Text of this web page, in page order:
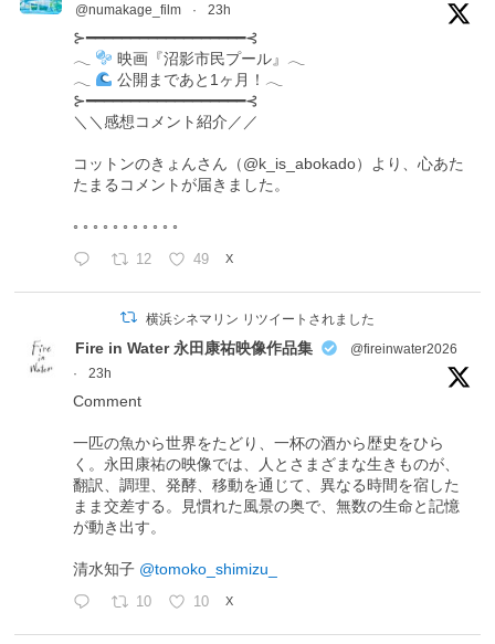
@numakage_film · 23h
⊱━━━━━━━━━━━━━━━━━━⊰
𓂃
映画『沼影市民プール』𓂃
𓂃
公開まであと1ヶ月！𓂃
⊱━━━━━━━━━━━━━━━━━━⊰
＼＼感想コメント紹介／／
コットンのきょんさん（@k_is_abokado）より、心あた
たまるコメントが届きました。
◦ ◦ ◦ ◦ ◦ ◦ ◦ ◦ ◦ ◦ ◦
12 49 X
横浜シネマリン リツイートされました
Fire in Water 永田康祐映像作品集
@fireinwater2026
·
23h
Comment
一匹の魚から世界をたどり、一杯の酒から歴史をひら
く。永田康祐の映像では、人とさまざまな生きものが、
翻訳、調理、発酵、移動を通じて、異なる時間を宿した
まま交差する。見慣れた風景の奥で、無数の生命と記憶
が動き出す。
清水知子 @tomoko_shimizu_
10 10 X